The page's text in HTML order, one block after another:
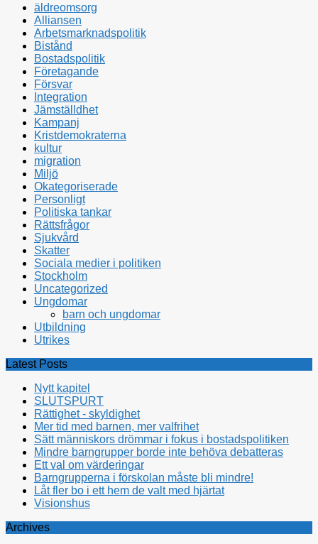
äldreomsorg
Alliansen
Arbetsmarknadspolitik
Bistånd
Bostadspolitik
Företagande
Försvar
Integration
Jämställdhet
Kampanj
Kristdemokraterna
kultur
migration
Miljö
Okategoriserade
Personligt
Politiska tankar
Rättsfrågor
Sjukvård
Skatter
Sociala medier i politiken
Stockholm
Uncategorized
Ungdomar
barn och ungdomar
Utbildning
Utrikes
Latest Posts
Nytt kapitel
SLUTSPURT
Rättighet - skyldighet
Mer tid med barnen, mer valfrihet
Sätt människors drömmar i fokus i bostadspolitiken
Mindre barngrupper borde inte behöva debatteras
Ett val om värderingar
Barngrupperna i förskolan måste bli mindre!
Låt fler bo i ett hem de valt med hjärtat
Visionshus
Archives